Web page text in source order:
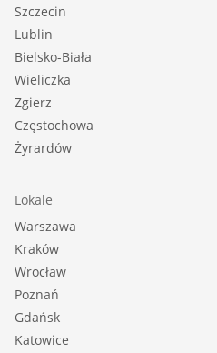
Szczecin
Lublin
Bielsko-Biała
Wieliczka
Zgierz
Częstochowa
Żyrardów
Lokale
Warszawa
Kraków
Wrocław
Poznań
Gdańsk
Katowice